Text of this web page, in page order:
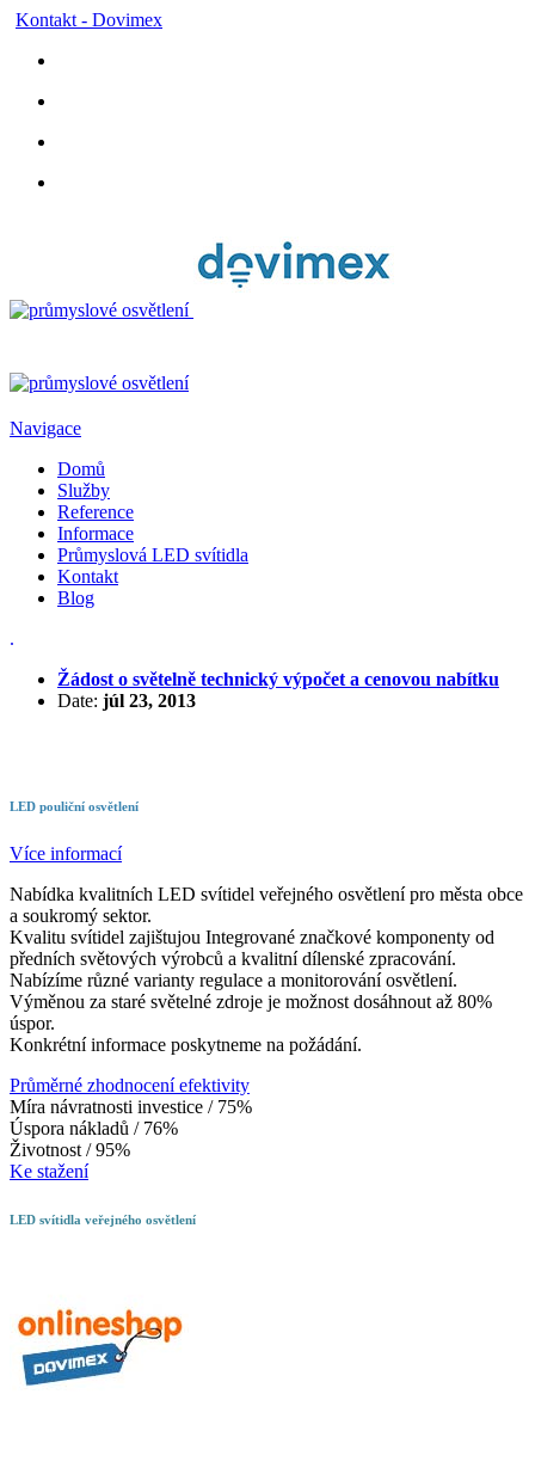
Kontakt - Dovimex
Navigace
Domů
Služby
Reference
Informace
Průmyslová LED svítidla
Kontakt
Blog
.
Žádost o světelně technický výpočet a cenovou nabítku
Date: júl 23, 2013
LED pouliční osvětlení
Více informací
Nabídka kvalitních LED svítidel veřejného osvětlení pro města obce
a soukromý sektor.
Kvalitu svítidel zajištujou Integrované značkové komponenty od
předních světových výrobců a kvalitní dílenské zpracování.
Nabízíme různé varianty regulace a monitorování osvětlení.
Výměnou za staré světelné zdroje je možnost dosáhnout až 80%
úspor.
Konkrétní informace poskytneme na požádání.
Průměrné zhodnocení efektivity
Míra návratnosti investice / 75%
Úspora nákladů / 76%
Životnost / 95%
Ke stažení
LED svítidla veřejného osvětlení